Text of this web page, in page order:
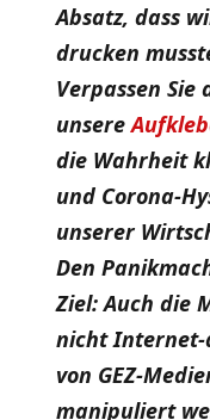
Absatz, dass
drucken
Verpassen Sie
unsere
die Wahrheit
und Corona-
unserer
Den
Ziel: Auch die
nicht Internet-
von GEZ-
manipuliert